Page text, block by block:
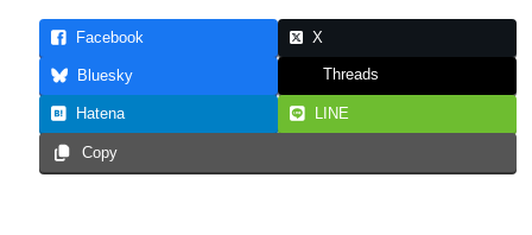
Facebook X
Bluesky Threads
Hatena LINE
Copy